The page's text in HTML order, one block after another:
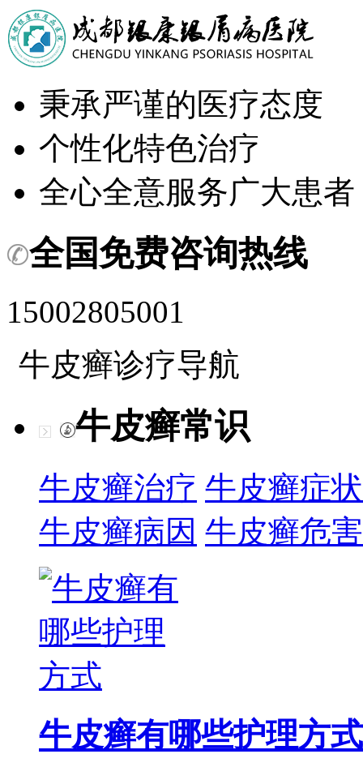
秉承严谨的医疗态度
个性化特色治疗
全心全意服务广大患者
全国免费咨询热线
15002805001
牛皮癣诊疗导航
牛皮癣常识
牛皮癣治疗 牛皮癣症状
牛皮癣病因 牛皮癣危害
牛皮癣有哪些护理方式